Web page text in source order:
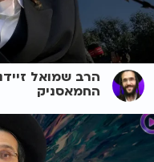
הרב שמואל
החמאסניק